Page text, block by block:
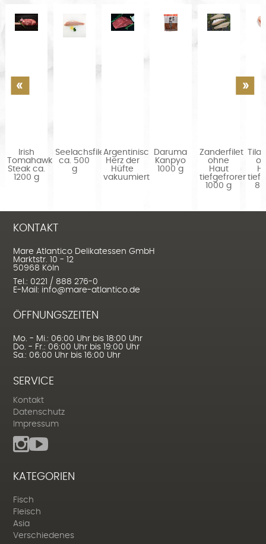
Irish
Tomahawk
Steak ca.
1200 g
Seelachsfilet
ca. 500
g
Argentinisches
Herz der
Hüfte
vakuumiert...
Daruma
Kanpyo
1000 g
Zanderfilet
ohne
Haut
tiefgefroren
1000 g
KONTAKT
Mare Atlantico Delikatessen GmbH
Marktstr. 10 - 12
50968 Köln
Tel.: 0221 / 888 276-0
E-Mail: info@mare-atlantico.de
ÖFFNUNGSZEITEN
Mo. - Mi.: 06:00 Uhr bis 18:00 Uhr
Do. - Fr.: 06:00 Uhr bis 19:00 Uhr
Sa.: 06:00 Uhr bis 16:00 Uhr
SERVICE
Kontakt
Datenschutz
Impressum
KATEGORIEN
Fisch
Fleisch
Asia
Verschiedenes